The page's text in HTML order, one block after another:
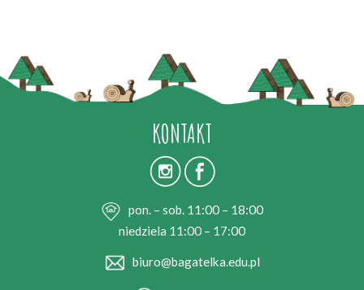
KONTAKT
pon. – sob. 11:00 – 18:00
niedziela 11:00 – 17:00
biuro@bagatelka.edu.pl